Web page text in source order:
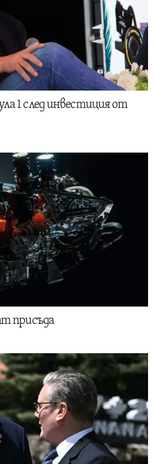
1 след инвестиция от
присъда